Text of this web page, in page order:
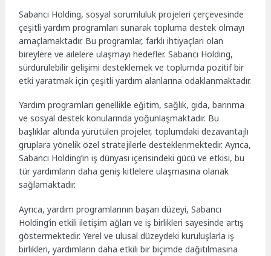
Sabancı Holding, sosyal sorumluluk projeleri çerçevesinde
çeşitli yardım programları sunarak topluma destek olmayı
amaçlamaktadır. Bu programlar, farklı ihtiyaçları olan
bireylere ve ailelere ulaşmayı hedefler. Sabancı Holding,
sürdürülebilir gelişimi desteklemek ve toplumda pozitif bir
etki yaratmak için çeşitli yardım alanlarına odaklanmaktadır.
Yardım programları genellikle eğitim, sağlık, gıda, barınma
ve sosyal destek konularında yoğunlaşmaktadır. Bu
başlıklar altında yürütülen projeler, toplumdaki dezavantajlı
gruplara yönelik özel stratejilerle desteklenmektedir. Ayrıca,
Sabancı Holding’in iş dünyası içerisindeki gücü ve etkisi, bu
tür yardımların daha geniş kitlelere ulaşmasına olanak
sağlamaktadır.
Ayrıca, yardım programlarının başarı düzeyi, Sabancı
Holding’in etkili iletişim ağları ve iş birlikleri sayesinde artış
göstermektedir. Yerel ve ulusal düzeydeki kuruluşlarla iş
birlikleri, yardımların daha etkili bir biçimde dağıtılmasına